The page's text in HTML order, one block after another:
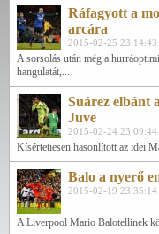
Ráfagyott a
arcára
2015-02-25 23:14:43
A sorsolás után még a
hangulatát,...
Suárez elbánt
Juve
2015-02-24 23:09:44
Kísértetiesen hasonlított az idei
Balo a nyerő
2015-02-19 23:35:14
A Liverpool Mario Balotellinek